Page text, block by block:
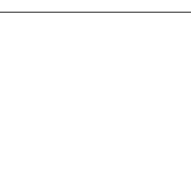
ความปลอดภัย มอก.934-2558